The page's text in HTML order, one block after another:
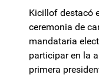
Kicillof destacó
ceremonia de
mandataria
participar en la
primera